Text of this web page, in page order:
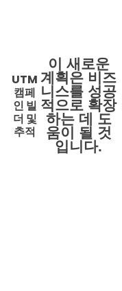
UTM
캠페
인 빌
더 및
추적
이 새로운
계획은 비즈
니스를 성공
적으로 확장
하는 데 도
움이 될 것
입니다.